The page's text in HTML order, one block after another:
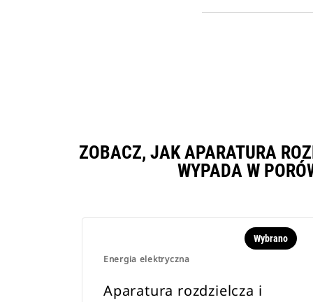
ZOBACZ, JAK APARATURA
WYPADA W
Energia elektryczna
Wybrano
Aparatura rozdzielcza i